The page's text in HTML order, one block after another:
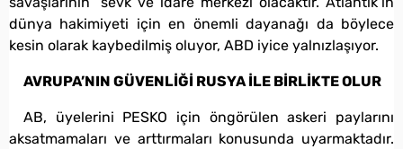
dünya hakimiyeti için en önemli dayanağı da böylece
kesin olarak kaybedilmiş oluyor, ABD iyice yalnızlaşıyor.
AVRUPA’NIN GÜVENLİĞİ RUSYA İLE BİRLİKTE OLUR
AB, üyelerini PESKO için öngörülen askeri paylarını
aksatmamaları ve arttırmaları konusunda uyarmaktadır.